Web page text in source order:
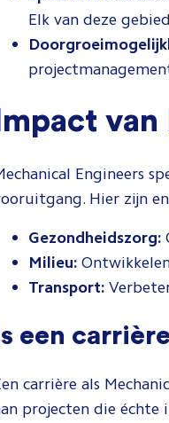
Elk van deze
Engineers
Hier zijn
Gezondheidszorg:
Milieu:
Transport:
een
carrière als
projecten die échte